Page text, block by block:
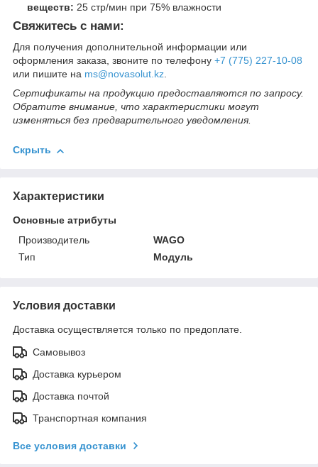
веществ: 25 стр/мин при 75% влажности
Свяжитесь с нами:
Для получения дополнительной информации или
оформления заказа, звоните по телефону +7 (775) 227-10-08
или пишите на ms@novasolut.kz.
Сертификаты на продукцию предоставляются по запросу.
Обратите внимание, что характеристики могут
изменяться без предварительного уведомления.
Скрыть
Характеристики
Основные атрибуты
Производитель
WAGO
Тип
Модуль
Условия доставки
Доставка осуществляется только по предоплате.
Самовывоз
Доставка курьером
Доставка почтой
Транспортная компания
Все условия доставки